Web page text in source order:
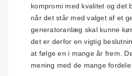
kompromi med kvalitet og det
når det står med valget af et
generatoranlæg skal kunne
det er derfor en vigtig
at følge en i mange år frem.
mening med de mange